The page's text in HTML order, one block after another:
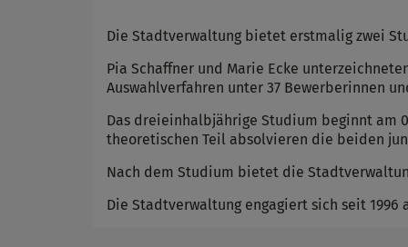
Die Stadtverwaltung bietet erstmalig zwei
Pia Schaffner und Marie Ecke
Auswahlverfahren unter 37 Bewerberinnen
Das dreieinhalbjährige Studium beginnt am
theoretischen Teil absolvieren die beiden
Nach dem Studium bietet die
Die Stadtverwaltung engagiert sich seit 1996